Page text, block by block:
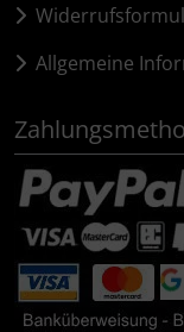
Allgemeine
K-Edge
KASK
KOO
Lezyne
Lightweight